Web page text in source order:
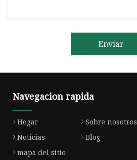
Enviar
Navegacion rapida
Hogar Sobre nosotros
Noticias
Blog
mapa del sitio